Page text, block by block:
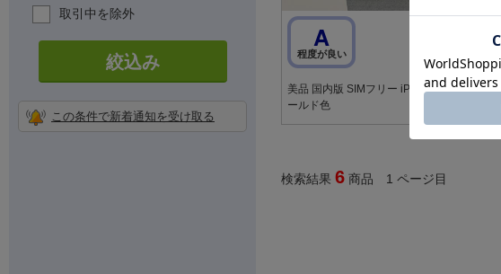
取引中を除外
絞込み
この条件で新着通知を受け取る
A
程度が良い
美品 国内版 SIMフリー iPhone8 64GB ゴ
ールド色
検索結果 6 商品 1 ページ目